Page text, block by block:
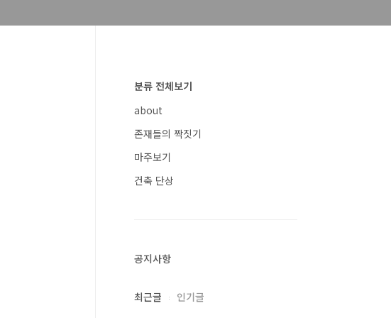
분류 전체보기
about
존재들의 짝짓기
마주보기
건축 단상
공지사항
최근글 인기글